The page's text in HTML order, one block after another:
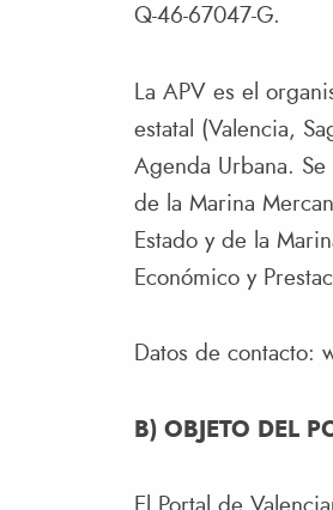
Q-46-67047-G.
La APV es el
estatal (Valencia,
Agenda Urbana.
de la Marina
Estado y de la
Económico y
Datos de contacto:
B) OBJETO DEL